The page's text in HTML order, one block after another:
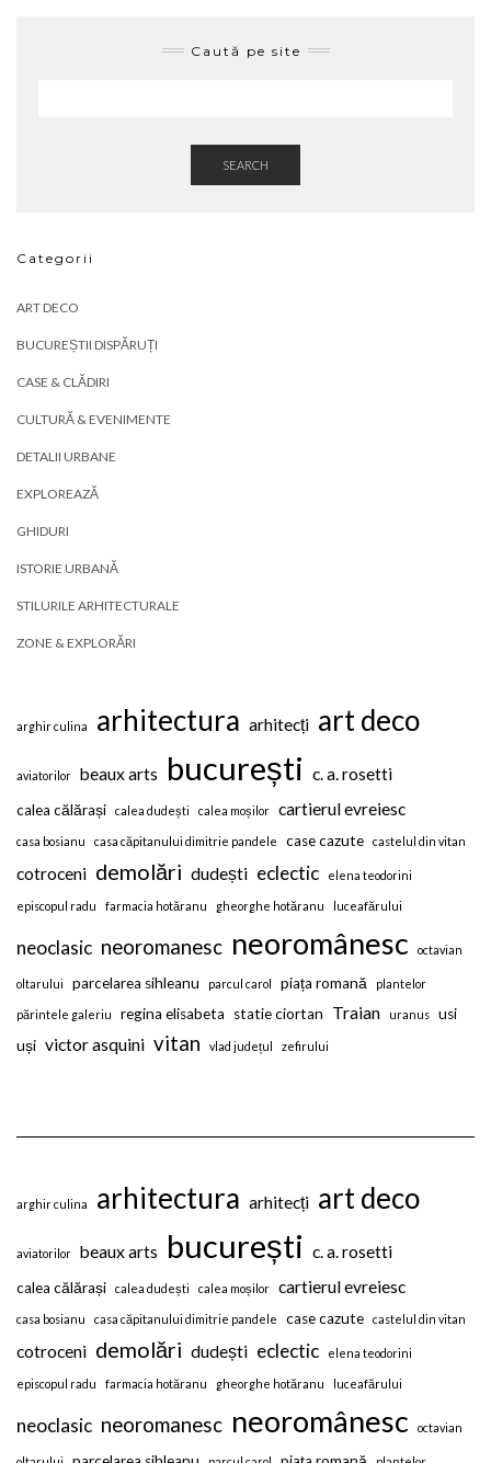
Caută pe site
SEARCH
Categorii
ART DECO
BUCUREȘTII DISPĂRUȚI
CASE & CLĂDIRI
CULTURĂ & EVENIMENTE
DETALII URBANE
EXPLOREAZĂ
GHIDURI
ISTORIE URBANĂ
STILURILE ARHITECTURALE
ZONE & EXPLORĂRI
arghir culina arhitectura arhitecți art deco
aviatorilor beaux arts bucurești c. a. rosetti
calea călărași calea dudești calea moșilor cartierul evreiesc
casa bosianu casa căpitanului dimitrie pandele case cazute castelul din vitan
cotroceni demolări dudești eclectic elena teodorini
episcopul radu farmacia hotăranu gheorghe hotăranu luceafărului
neoclasic neoromanesc neoromânesc octavian
oltarului parcelarea sihleanu parcul carol piața romană plantelor
părintele galeriu regina elisabeta statie ciortan Traian uranus
usi
uși victor asquini vitan vlad județul zefirului
arghir culina arhitectura arhitecți art deco
aviatorilor beaux arts bucurești c. a. rosetti
calea călărași calea dudești calea moșilor cartierul evreiesc
casa bosianu casa căpitanului dimitrie pandele case cazute castelul din vitan
cotroceni demolări dudești eclectic elena teodorini
episcopul radu farmacia hotăranu gheorghe hotăranu luceafărului
neoclasic neoromanesc neoromânesc octavian